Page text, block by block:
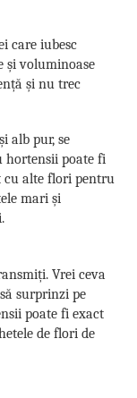
care iubesc
și voluminoase
și nu trec
alb pur, se
hortensii poate fi
cu alte flori pentru
mari și
Vrei ceva
surprinzi pe
poate fi exact
de flori de